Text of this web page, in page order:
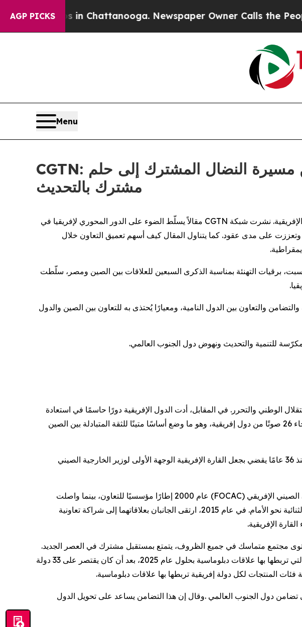
AGP PICKS
Chaos in Chattanooga. Newspaper Owner Calls the People
Menu
CGTN: العلاقات الصينية الإفريقية في عامها السبعين: من مسيرة النضال المشترك إلى حلم
مشترك بالتحديث
نشرت شبكة CGTN مقالاً يسلّط الضوء على الدور المحوري لإفريقيا في
على مدى عقود. كما يتناول المقال كيف أسهم تعميق التعاون خلال
برقيات التهنئة بمناسبة الذكرى السبعين للعلاقات بين الصين ومصر، سلّطت
والتعاون بين الدول النامية، ومعيارًا يُحتذى به للتعاون بين الصين والدول
للتنمية والتحديث ونهوض دول الجنوب العالمي.
الوطني والتحرر. في المقابل، أدت الدول الإفريقية دورًا حاسمًا في استعادة
المقعد الشرعي لجمهورية الصين الشعبية في الأمم المتحدة عام 1971، فمن أصل 76 صوتًا مؤيدًا للقرار، جاء 26 صوتًا من دول إفريقية، وهو ما وضع أساسًا متينًا للثقة المتبادلة بين الصين
القارة الإفريقية، مواصلاً تقليدًا ممتدًا منذ 36 عامًا يقضي بجعل القارة الإفريقية الوجهة الأولى لوزير الخارجية الصيني
الإفريقي (FOCAC)
عام 2000 إطارًا مؤسسيًا للتعاون، بينما واصلت
سياسة الصين تجاه إفريقيا، المبنية على الصدق والنتائج الملموسة والصداقة وحسن النية، توجيه العلاقات الثنائية نحو الأمام. في عام 2015، ارتقى الجانبان بعلاقاتهما إلى شراكة تعاونية
الإفريقية.
إلى مستوى مجتمع متماسك في جميع الظروف، يتمتع بمستقبل مشترك في العصر الجديد.
كما وسّعت الصين نطاق الإعفاء من الرسوم الجمركية ليشمل جميع الدول الإفريقية البالغ عددها 53 دولة التي تربطها بها علاقات دبلوماسية بحلول عام 2025، بعد أن كان يقتصر على 33 دولة
المنتجات لكل دولة إفريقية تربطها بها علاقات دبلوماسية.
تضامن دول الجنوب العالمي .وقال إن هذا التضامن يساعد على تحويل الدول